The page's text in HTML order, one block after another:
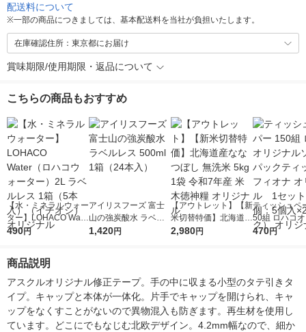
配送料について
※一部の商品につきましては、基本配送料を当社が負担いたします。
在庫確認住所：東京都にお届け
賞味期限/使用期限・返品について
こちらの商品もおすすめ
【水・ミネラルウォー
ター】LOHACO Wate
r（ロハコウォータ
シ） オリジナル
490円
アイリスフーズ 富士
山の強炭酸水 ラベル
レス 500ml 1箱（24
1,420円
【アウトレット】【新
米切替特価】北海道産
ななつぼし 無洗米 5k
2,980円
ティッシュペ
50組 ロハコ
ルソフトパッ
オリジナル
470円
商品説明
アスクルオリジナル修正テープ。手の中に収まる小型のタテ引きタ
イプ。キャップと本体が一体化。片手でキャップを開けられ、キャ
ップをなくすことがないので異物混入も防ぎます。再生材を使用し
ています。どこにでもなじむ北欧デザイン。4.2mm幅なので、細か